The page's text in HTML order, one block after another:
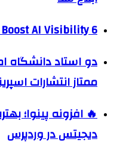
6 Digital PR Strategies to Boost AI Visibility
دو استاد دانشگاه
ممتاز انتشارات
🔥 افزونه پینوا؛
دیجیتس در وردپرس